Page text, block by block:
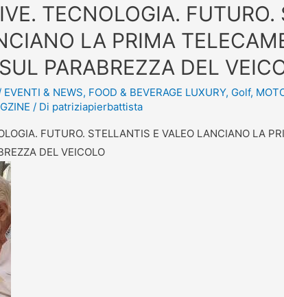
TECNOLOGIA. FUTURO.
LA PRIMA
PARABREZZA DEL
EVENTI & NEWS, FOOD & BEVERAGE LUXURY, Golf,
/ Di patriziapierbattista
FUTURO. STELLANTIS E VALEO LANCIANO LA
DEL VEICOLO